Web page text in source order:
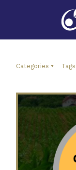
Categories Tags